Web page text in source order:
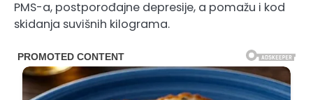
PMS-a, postporođajne depresije, a pomažu i kod
skidanja suvišnih kilograma.